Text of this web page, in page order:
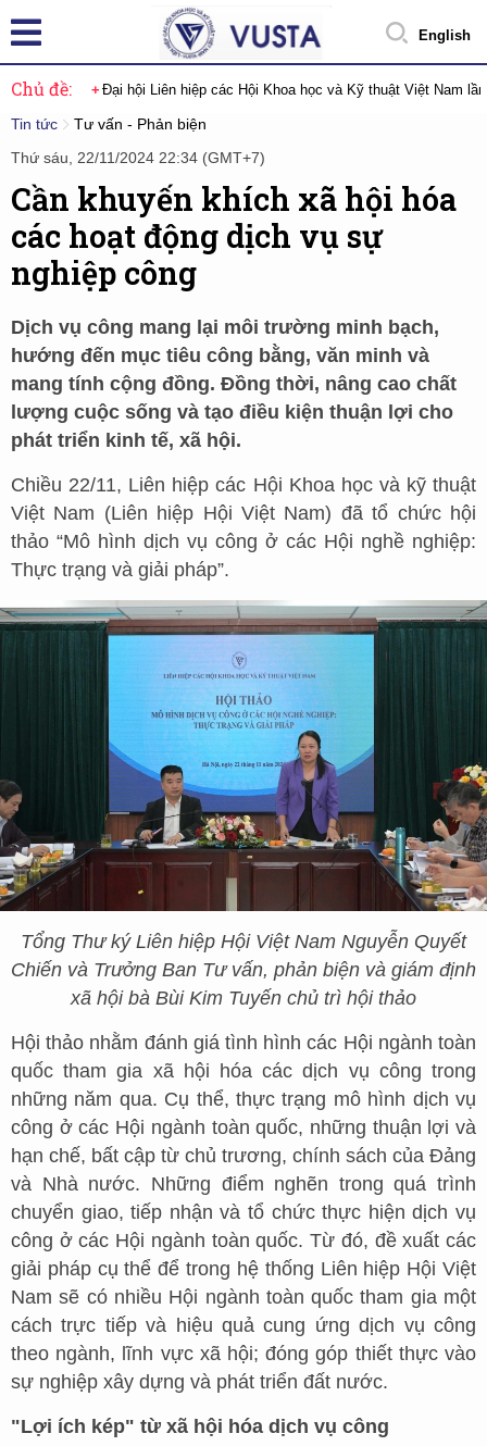
English
Chủ đề: Đại hội Liên hiệp các Hội Khoa học và Kỹ thuật Việt Nam
Tin tức
Tư vấn - Phản biện
Thứ sáu, 22/11/2024 22:34 (GMT+7)
Cần khuyến khích xã hội hóa
các hoạt động dịch vụ sự
nghiệp công
Dịch vụ công mang lại môi trường minh bạch,
hướng đến mục tiêu công bằng, văn minh và
mang tính cộng đồng. Đồng thời, nâng cao chất
lượng cuộc sống và tạo điều kiện thuận lợi cho
phát triển kinh tế, xã hội.
Chiều 22/11, Liên hiệp các Hội Khoa học và kỹ thuật
Việt Nam (Liên hiệp Hội Việt Nam) đã tổ chức hội
thảo “Mô hình dịch vụ công ở các Hội nghề nghiệp:
Thực trạng và giải pháp”.
Tổng Thư ký Liên hiệp Hội Việt Nam Nguyễn Quyết
Chiến và Trưởng Ban Tư vấn, phản biện và giám định
xã hội bà Bùi Kim Tuyến chủ trì hội thảo
Hội thảo nhằm đánh giá tình hình các Hội ngành toàn
quốc tham gia xã hội hóa các dịch vụ công trong
những năm qua. Cụ thể, thực trạng mô hình dịch vụ
công ở các Hội ngành toàn quốc, những thuận lợi và
hạn chế, bất cập từ chủ trương, chính sách của Đảng
và Nhà nước. Những điểm nghẽn trong quá trình
chuyển giao, tiếp nhận và tổ chức thực hiện dịch vụ
công ở các Hội ngành toàn quốc. Từ đó, đề xuất các
giải pháp cụ thể để trong hệ thống Liên hiệp Hội Việt
Nam sẽ có nhiều Hội ngành toàn quốc tham gia một
cách trực tiếp và hiệu quả cung ứng dịch vụ công
theo ngành, lĩnh vực xã hội; đóng góp thiết thực vào
sự nghiệp xây dựng và phát triển đất nước.
"Lợi ích kép" từ xã hội hóa dịch vụ công